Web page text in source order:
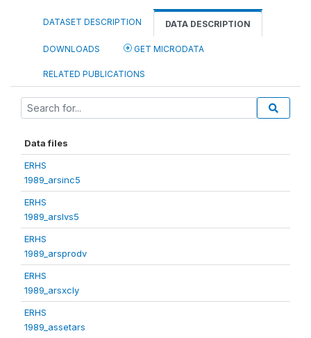
DATASET DESCRIPTION DATA DESCRIPTION
DOWNLOADS GET MICRODATA
RELATED PUBLICATIONS
Data files
ERHS
1989_arsinc5
ERHS
1989_arslvs5
ERHS
1989_arsprodv
ERHS
1989_arsxcly
ERHS
1989_assetars